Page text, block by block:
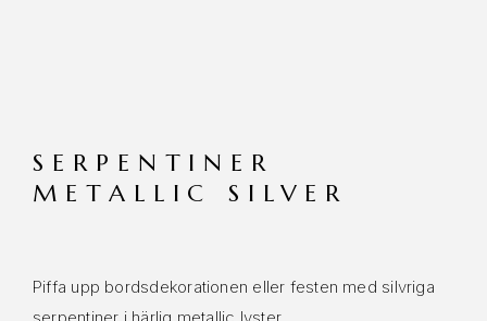
SERPENTINER
METALLIC SILVER
Piffa upp bordsdekorationen eller festen med silvriga